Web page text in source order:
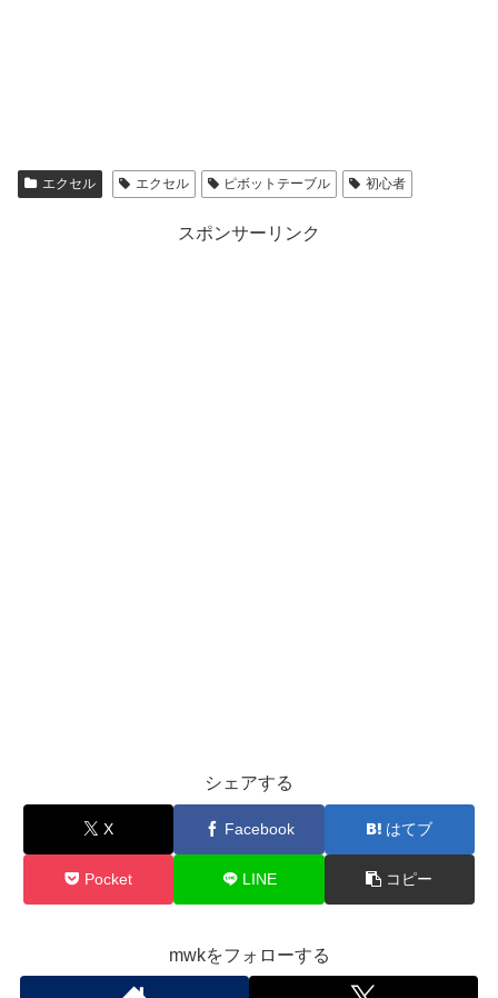
エクセル エクセル ピボットテーブル 初心者
スポンサーリンク
シェアする
X Facebook はてブ
Pocket LINE コピー
mwkをフォローする